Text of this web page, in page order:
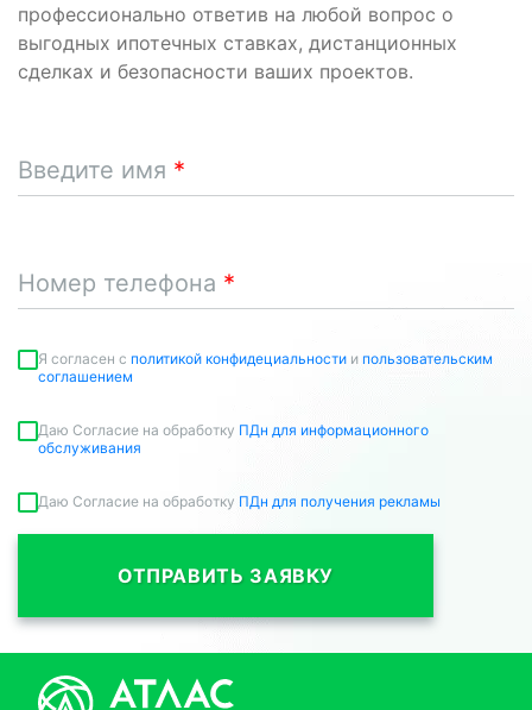
профессионально ответив на любой вопрос о
выгодных ипотечных ставках, дистанционных
сделках и безопасности ваших проектов.
Введите имя
Номер телефона
Я согласен c политикой конфидециальности и пользовательским
соглашением
Даю Согласие на обработку ПДн для информационного
обслуживания
Даю Согласие на обработку ПДн для получения рекламы
ОТПРАВИТЬ ЗАЯВКУ